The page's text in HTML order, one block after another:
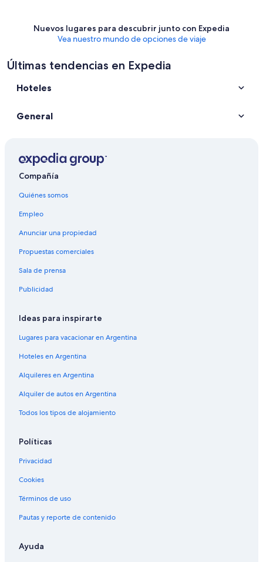
Nuevos lugares para descubrir junto con Expedia
Vea nuestro mundo de opciones de viaje
Últimas tendencias en Expedia
Hoteles
General
Compañía
Quiénes somos
Empleo
Anunciar una propiedad
Propuestas comerciales
Sala de prensa
Publicidad
Ideas para inspirarte
Lugares para vacacionar en Argentina
Hoteles en Argentina
Alquileres en Argentina
Alquiler de autos en Argentina
Todos los tipos de alojamiento
Políticas
Privacidad
Cookies
Términos de uso
Pautas y reporte de contenido
Ayuda